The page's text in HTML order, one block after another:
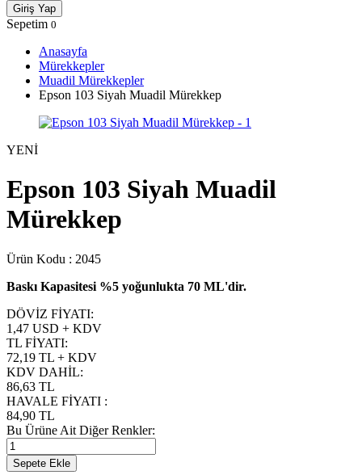
Giriş Yap
Sepetim 0
Anasayfa
Mürekkepler
Muadil Mürekkepler
Epson 103 Siyah Muadil Mürekkep
YENİ
Epson 103 Siyah Muadil
Mürekkep
Ürün Kodu : 2045
Baskı Kapasitesi %5 yoğunlukta 70 ML'dir.
DÖVİZ FİYATI:
1,47 USD + KDV
TL FİYATI:
72,19 TL + KDV
KDV DAHİL:
86,63 TL
HAVALE FİYATI :
84,90 TL
Bu Ürüne Ait Diğer Renkler:
Sepete Ekle